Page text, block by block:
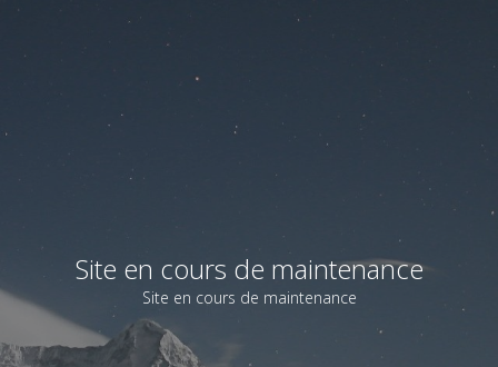
Site en cours de maintenance
Site en cours de maintenance